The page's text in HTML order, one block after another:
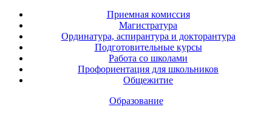
Приемная комиссия
Магистратура
Ординатура, аспирантура и докторантура
Подготовительные курсы
Работа со школами
Профориентация для школьников
Общежитие
Образование